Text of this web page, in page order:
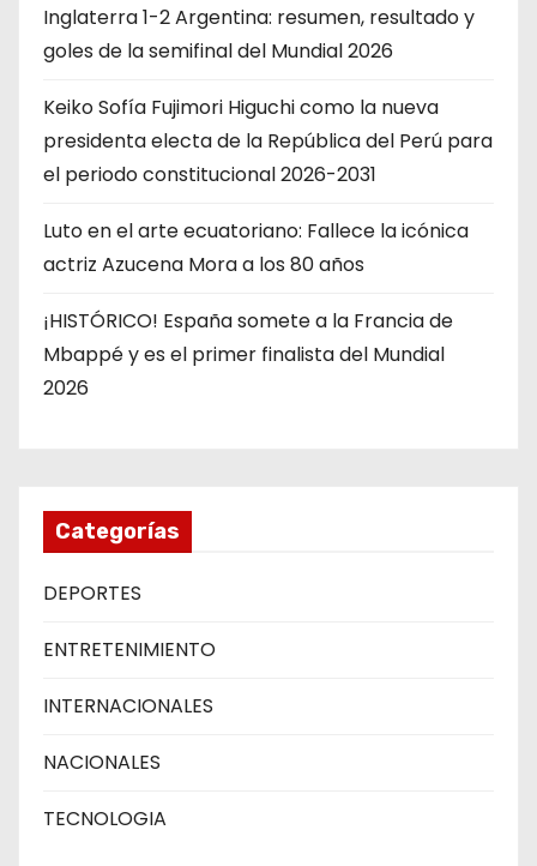
Inglaterra 1-2 Argentina: resumen, resultado y
goles de la semifinal del Mundial 2026
Keiko Sofía Fujimori Higuchi como la nueva
presidenta electa de la República del Perú para
el periodo constitucional 2026-2031
Luto en el arte ecuatoriano: Fallece la icónica
actriz Azucena Mora a los 80 años
¡HISTÓRICO! España somete a la Francia de
Mbappé y es el primer finalista del Mundial
2026
Categorías
DEPORTES
ENTRETENIMIENTO
INTERNACIONALES
NACIONALES
TECNOLOGIA